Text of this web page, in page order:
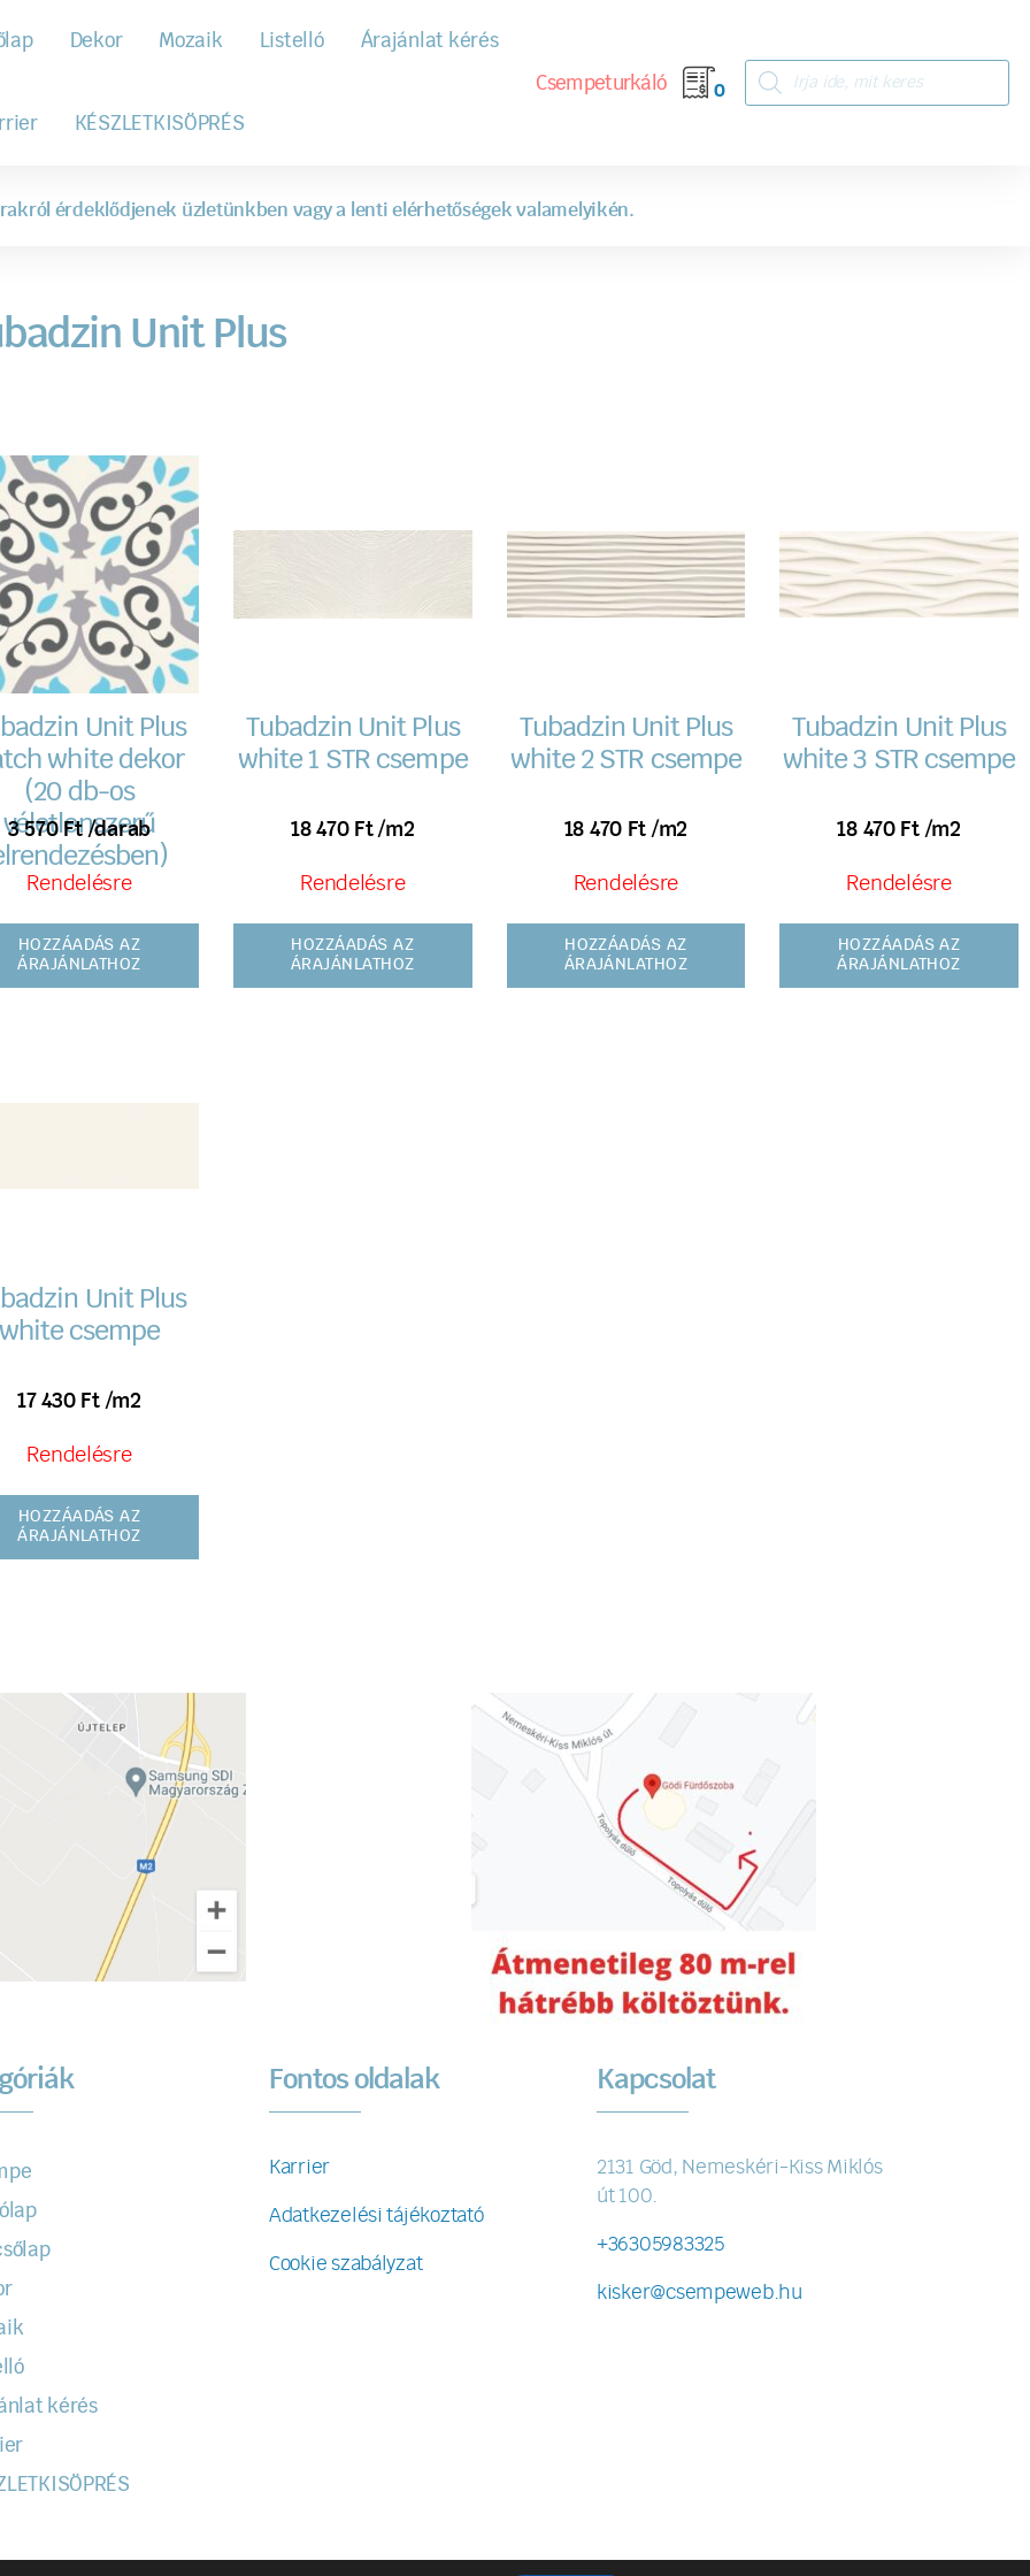
Dekor Mozaik Listelló Árajánlat kérés
KÉSZLETKISÖPRÉS
Csempeturkáló 0
érdeklődjenek üzletünkben vagy a lenti elérhetőségek valamelyikén.
Unit Plus
Unit Plus
white dekor
(20 db-os
véletlenszerű
3 570Ft /darab
Rendelésre
HOZZÁADÁS AZ
ÁRAJÁNLATHOZ
Tubadzin Unit Plus
white 1 STR csempe
18 470 Ft /m2
Rendelésre
HOZZÁADÁS AZ
ÁRAJÁNLATHOZ
Tubadzin Unit Plus
white 2 STR csempe
18 470 Ft /m2
Rendelésre
HOZZÁADÁS AZ
ÁRAJÁNLATHOZ
Tubadzin Unit Plus
white 3 STR csempe
18 470 Ft /m2
Rendelésre
HOZZÁADÁS AZ
ÁRAJÁNLATHOZ
Unit Plus
csempe
17 430 Ft /m2
Rendelésre
HOZZÁADÁS AZ
ÁRAJÁNLATHOZ
kérés
Fontos oldalak
Karrier
Adatkezelési tájékoztató
Cookie szabályzat
Kapcsolat
2131 Göd, Nemeskéri-Kiss Miklós
út 100.
+36305983325
kisker@csempeweb.hu